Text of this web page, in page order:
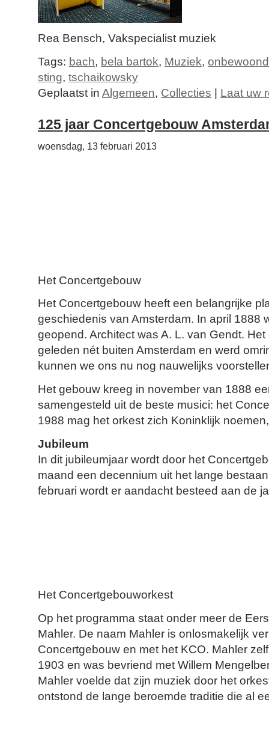
Rea Bensch, Vakspecialist muziek
Tags: bach, bela bartok, Muziek,
sting, tschaikowsky
Geplaatst in Algemeen, Collecties | Laat uw
125 jaar Concertgebouw
woensdag, 13 februari 2013
Het Concertgebouw
Het Concertgebouw heeft een belangrijke
geschiedenis van Amsterdam. In april 1888
geopend. Architect was A. L. van Gendt.
geleden nét buiten Amsterdam en werd
kunnen we ons nu nog nauwelijks
Het gebouw kreeg in november van 1888
samengesteld uit de beste musici: het
1988 mag het orkest zich Koninklijk
Jubileum
In dit jubileumjaar wordt door het
maand een decennium uit het lange
februari wordt er aandacht besteed aan de
Het Concertgebouworkest
Op het programma staat onder meer de
Mahler. De naam Mahler is onlosmakelijk
Concertgebouw en met het KCO. Mahler
1903 en was bevriend met Willem
Mahler voelde dat zijn muziek door het
ontstond de lange beroemde traditie die al